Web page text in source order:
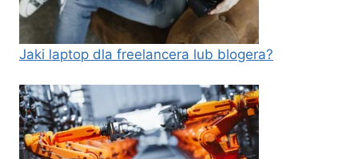
Jaki laptop dla freelancera lub blogera?